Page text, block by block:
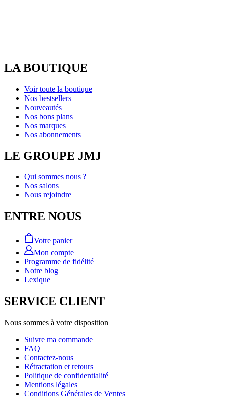
LA BOUTIQUE
Voir toute la boutique
Nos bestsellers
Nouveautés
Nos bons plans
Nos marques
Nos abonnements
LE GROUPE JMJ
Qui sommes nous ?
Nos salons
Nous rejoindre
ENTRE NOUS
Votre panier
Mon compte
Programme de fidélité
Notre blog
Lexique
SERVICE CLIENT
Nous sommes à votre disposition
Suivre ma commande
FAQ
Contactez-nous
Rétractation et retours
Politique de confidentialité
Mentions légales
Conditions Générales de Ventes